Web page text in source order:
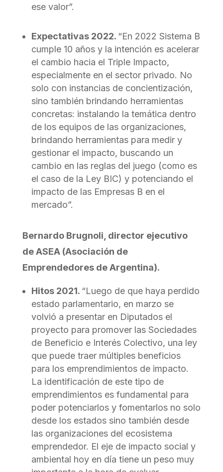
ese valor”.
Expectativas 2022. “En 2022 Sistema B
cumple 10 años y la intención es acelerar
el cambio hacia el Triple Impacto,
especialmente en el sector privado. No
solo con instancias de concientización,
sino también brindando herramientas
concretas: instalando la temática dentro
de los equipos de las organizaciones,
brindando herramientas para medir y
gestionar el impacto, buscando un
cambio en las reglas del juego (como es
el caso de la Ley BIC) y potenciando el
impacto de las Empresas B en el
mercado”.
Bernardo Brugnoli, director ejecutivo
de ASEA (Asociación de
Emprendedores de Argentina).
Hitos 2021. “Luego de que haya perdido
estado parlamentario, en marzo se
volvió a presentar en Diputados el
proyecto para promover las Sociedades
de Beneficio e Interés Colectivo, una ley
que puede traer múltiples beneficios
para los emprendimientos de impacto.
La identificación de este tipo de
emprendimientos es fundamental para
poder potenciarlos y fomentarlos no solo
desde los estados sino también desde
las organizaciones del ecosistema
emprendedor. El eje de impacto social y
ambiental hoy en día tiene un peso muy